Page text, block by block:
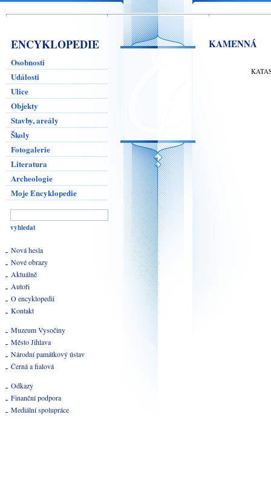
ENCYKLOPEDIE
Osobnosti
Události
Ulice
Objekty
Stavby, areály
Školy
Fotogalerie
Literatura
Archeologie
Moje Encyklopedie
Nová hesla
Nové obrazy
Aktuálně
Autoři
O encyklopedii
Kontakt
Muzeum Vysočiny
Město Jihlava
Národní památkový ústav
Černá a fialová
Odkazy
Finanční podpora
Mediální spolupráce
KAMENNÁ